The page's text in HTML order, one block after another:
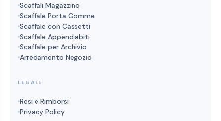
Scaffali Magazzino
Scaffale Porta Gomme
Scaffale con Cassetti
Scaffale Appendiabiti
Scaffale per Archivio
Arredamento Negozio
LEGALE
Resi e Rimborsi
Privacy Policy